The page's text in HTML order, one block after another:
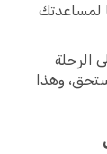
لمساعدتك
الرحلة
وهذا